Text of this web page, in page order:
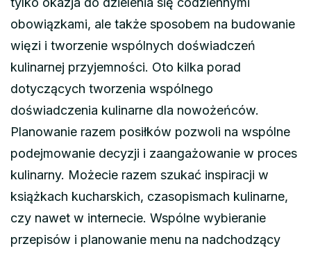
obowiązkami, ale także sposobem na budowanie
więzi i tworzenie wspólnych doświadczeń
kulinarnej przyjemności. Oto kilka porad
dotyczących tworzenia wspólnego
doświadczenia kulinarne dla nowożeńców.
Planowanie razem posiłków pozwoli na wspólne
podejmowanie decyzji i zaangażowanie w proces
kulinarny. Możecie razem szukać inspiracji w
książkach kucharskich, czasopismach kulinarne,
czy nawet w internecie. Wspólne wybieranie
przepisów i planowanie menu na nadchodzący